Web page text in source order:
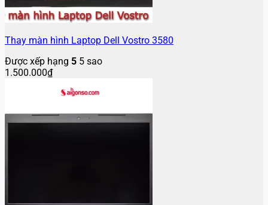
Thay màn hình Laptop Dell Vostro 3580
Được xếp hạng 5 5 sao
1.500.000₫